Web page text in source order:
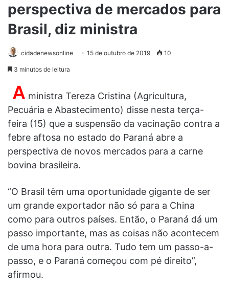
perspectiva de mercados para
Brasil, diz ministra
cidadenewsonline 15 de outubro de 2019 10
3 minutos de leitura
A ministra Tereza Cristina (Agricultura,
Pecuária e Abastecimento) disse nesta terça-
feira (15) que a suspensão da vacinação contra a
febre aftosa no estado do Paraná abre a
perspectiva de novos mercados para a carne
bovina brasileira.
“O Brasil têm uma oportunidade gigante de ser
um grande exportador não só para a China
como para outros países. Então, o Paraná dá um
passo importante, mas as coisas não acontecem
de uma hora para outra. Tudo tem um passo-a-
passo, e o Paraná começou com pé direito”,
afirmou.